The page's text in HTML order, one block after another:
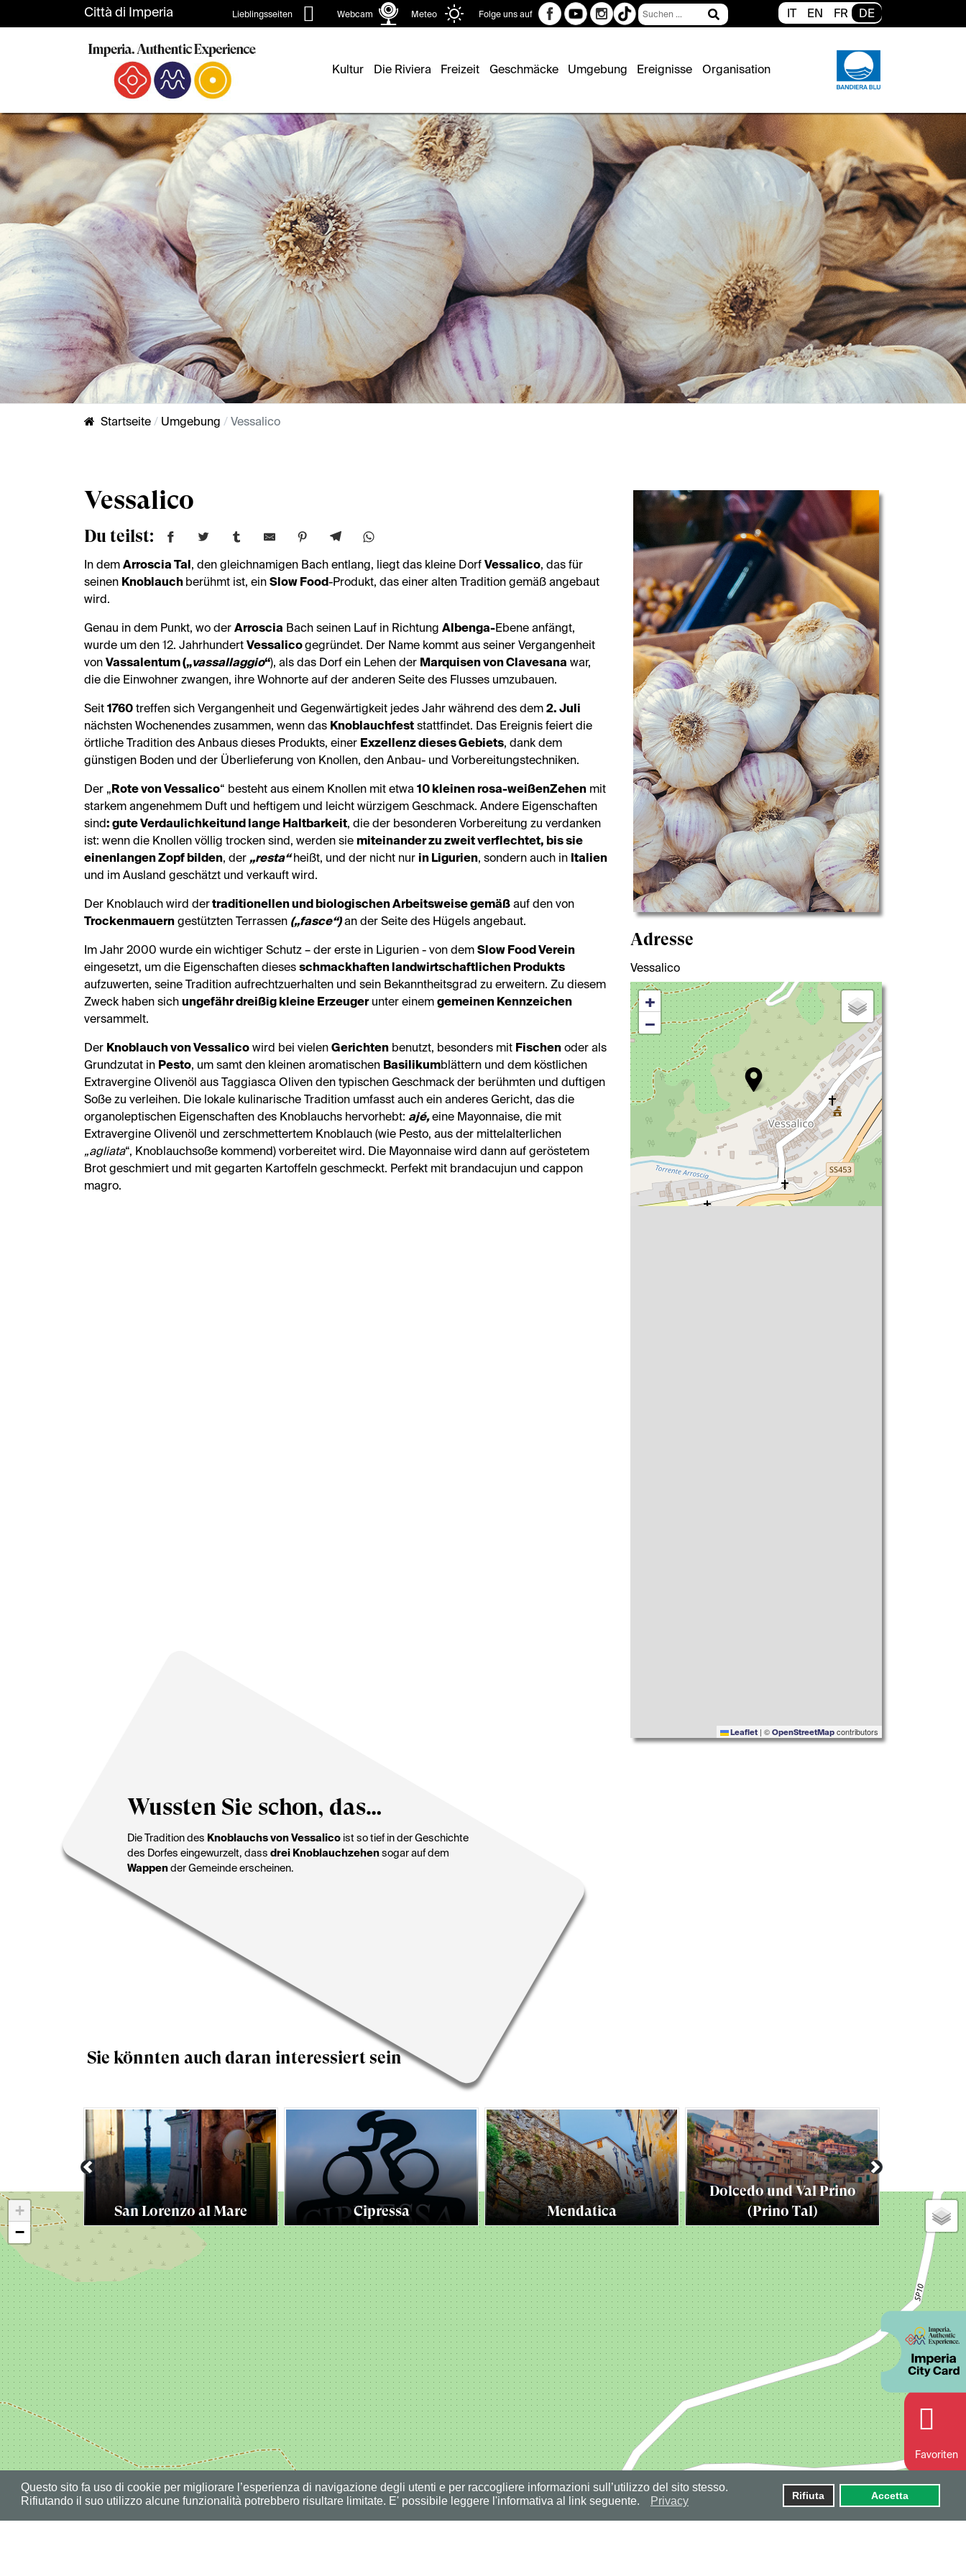
Questo sito fa uso di cookie per migliorare l’esperienza di navigazione degli utenti e per raccogliere informazioni sull’utilizzo del sito stesso.
Rifiutando il suo utilizzo alcune funzionalità potrebbero risultare limitate. E' possibile leggere l'informativa al link seguente.
Privacy Rifiuta Accetta
Lieblingsseiten Webcam Meteo Folge uns auf
Suchen
...
IT EN FR DE
Kultur Die Riviera Freizeit Geschmäcke Umgebung Ereignisse Organisation
Startseite Umgebung Vessalico
Vessalico
Du teilst:
In dem Arroscia Tal, den gleichnamigen Bach entlang, liegt das kleine Dorf Vessalico, das für
seinen Knoblauch berühmt ist, ein Slow Food-Produkt, das einer alten Tradition gemäß angebaut
wird.
Genau in dem Punkt, wo der Arroscia Bach seinen Lauf in Richtung Albenga-Ebene anfängt,
wurde um den 12. Jahrhundert Vessalicogegründet. Der Name kommt aus seiner Vergangenheit
von Vassalentum („vassallaggio“), als das Dorf ein Lehen der Marquisen von Clavesana war,
die die Einwohner zwangen, ihre Wohnorte auf der anderen Seite des Flusses umzubauen.
Seit 1760 treffen sich Vergangenheit und Gegenwärtigkeit jedes Jahr während des dem 2. Juli
nächsten Wochenendes zusammen, wenn das Knoblauchfest stattfindet. Das Ereignis feiert die
örtliche Tradition des Anbaus dieses Produkts, einer Exzellenz dieses Gebiets, dank dem
günstigen Boden und der Überlieferung von Knollen, den Anbau- und Vorbereitungstechniken.
Der „Rote von Vessalico“ besteht aus einem Knollen mit etwa 10 kleinen rosa-weißenZehen mit
starkem angenehmem Duft und heftigem und leicht würzigem Geschmack. Andere Eigenschaften
sind: gute Verdaulichkeitund lange Haltbarkeit, die der besonderen Vorbereitung zu verdanken
ist: wenn die Knollen völlig trocken sind, werden sie miteinander zu zweit verflechtet, bis sie
einenlangen Zopf bilden, der „resta“heißt, und der nicht nur in Ligurien, sondern auch in Italien
und im Ausland geschätzt und verkauft wird.
Der Knoblauch wird dertraditionellen und biologischen Arbeitsweise gemäß auf den von
Trockenmauern gestützten Terrassen („fasce“)an der Seite des Hügels angebaut.
Im Jahr 2000 wurde ein wichtiger Schutz – der erste in Ligurien - von dem Slow Food Verein
eingesetzt, um die Eigenschaften dieses schmackhaften landwirtschaftlichen Produkts
aufzuwerten, seine Tradition aufrechtzuerhalten und sein Bekanntheitsgrad zu erweitern. Zu diesem
Zweck haben sich ungefähr dreißig kleine Erzeugerunter einem gemeinen Kennzeichen
versammelt.
Der Knoblauch von Vessalico wird bei vielen Gerichten benutzt, besonders mit Fischen oder als
Grundzutat in Pesto, um samt den kleinen aromatischen Basilikumblättern und dem köstlichen
Extravergine Olivenöl aus Taggiasca Oliven den typischen Geschmack der berühmten und duftigen
Soße zu verleihen. Die lokale kulinarische Tradition umfasst auch ein anderes Gericht, das die
organoleptischen Eigenschaften des Knoblauchs hervorhebt: ajé,eine Mayonnaise, die mit
Extravergine Olivenöl und zerschmettertem Knoblauch (wie Pesto, aus der mittelalterlichen
„agliata“, Knoblauchsoße kommend) vorbereitet wird. Die Mayonnaise wird dann auf geröstetem
Brot geschmiert und mit gegarten Kartoffeln geschmeckt. Perfekt mit brandacujun und cappon
magro.
Adresse
Vessalico
+
−
Leaflet | © OpenStreetMap contributors
Wussten Sie schon, das…
Die Tradition des Knoblauchs von Vessalico ist so tief in der Geschichte
des Dorfes eingewurzelt, dassdrei Knoblauchzehensogar auf dem
Wappender Gemeinde erscheinen.
Favoriten
Sie könnten auch daran interessiert sein
San Lorenzo al Mare Cipressa Mendatica
Dolcedo und Val Prino
(Prino Tal)
Previous Next
+
−